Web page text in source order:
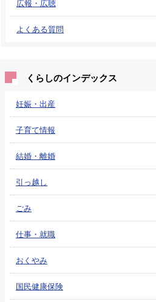
広報・広聴
よくある質問
くらしのインデックス
妊娠・出産
子育て情報
結婚・離婚
引っ越し
ごみ
仕事・就職
おくやみ
国民健康保険